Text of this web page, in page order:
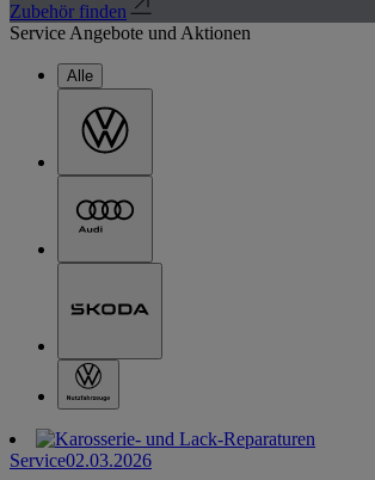
Zubehör finden
Service Angebote und Aktionen
Alle
Service02.03.2026